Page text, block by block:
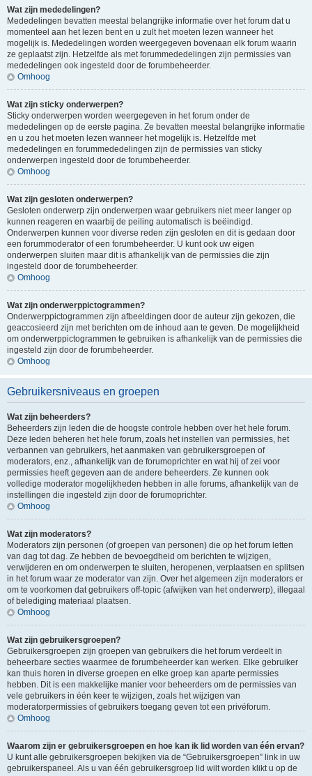
Wat zijn mededelingen?
Mededelingen bevatten meestal belangrijke informatie over het forum dat u
momenteel aan het lezen bent en u zult het moeten lezen wanneer het
mogelijk is. Mededelingen worden weergegeven bovenaan elk forum waarin
ze geplaatst zijn. Hetzelfde als met forummededelingen zijn permissies van
mededelingen ook ingesteld door de forumbeheerder.
Omhoog
Wat zijn sticky onderwerpen?
Sticky onderwerpen worden weergegeven in het forum onder de
mededelingen op de eerste pagina. Ze bevatten meestal belangrijke informatie
en u zou het moeten lezen wanneer het mogelijk is. Hetzelfde met
mededelingen en forummededelingen zijn de permissies van sticky
onderwerpen ingesteld door de forumbeheerder.
Omhoog
Wat zijn gesloten onderwerpen?
Gesloten onderwerp zijn onderwerpen waar gebruikers niet meer langer op
kunnen reageren en waarbij de peiling automatisch is beëindigd.
Onderwerpen kunnen voor diverse reden zijn gesloten en dit is gedaan door
een forummoderator of een forumbeheerder. U kunt ook uw eigen
onderwerpen sluiten maar dit is afhankelijk van de permissies die zijn
ingesteld door de forumbeheerder.
Omhoog
Wat zijn onderwerppictogrammen?
Onderwerppictogrammen zijn afbeeldingen door de auteur zijn gekozen, die
geaccosieerd zijn met berichten om de inhoud aan te geven. De mogelijkheid
om onderwerppictogrammen te gebruiken is afhankelijk van de permissies die
ingesteld zijn door de forumbeheerder.
Omhoog
Gebruikersniveaus en groepen
Wat zijn beheerders?
Beheerders zijn leden die de hoogste controle hebben over het hele forum.
Deze leden beheren het hele forum, zoals het instellen van permissies, het
verbannen van gebruikers, het aanmaken van gebruikersgroepen of
moderators, enz., afhankelijk van de forumoprichter en wat hij of zei voor
permissies heeft gegeven aan de andere beheerders. Ze kunnen ook
volledige moderator mogelijkheden hebben in alle forums, afhankelijk van de
instellingen die ingesteld zijn door de forumoprichter.
Omhoog
Wat zijn moderators?
Moderators zijn personen (of groepen van personen) die op het forum letten
van dag tot dag. Ze hebben de bevoegdheid om berichten te wijzigen,
verwijderen en om onderwerpen te sluiten, heropenen, verplaatsen en splitsen
in het forum waar ze moderator van zijn. Over het algemeen zijn moderators er
om te voorkomen dat gebruikers off-topic (afwijken van het onderwerp), illegaal
of belediging materiaal plaatsen.
Omhoog
Wat zijn gebruikersgroepen?
Gebruikersgroepen zijn groepen van gebruikers die het forum verdeelt in
beheerbare secties waarmee de forumbeheerder kan werken. Elke gebruiker
kan thuis horen in diverse groepen en elke groep kan aparte permissies
hebben. Dit is een makkelijke manier voor beheerders om de permissies van
vele gebruikers in één keer te wijzigen, zoals het wijzigen van
moderatorpermissies of gebruikers toegang geven tot een privéforum.
Omhoog
Waarom zijn er gebruikersgroepen en hoe kan ik lid worden van één ervan?
U kunt alle gebruikersgroepen bekijken via de “Gebruikersgroepen” link in uw
gebruikerspaneel. Als u van één gebruikersgroep lid wilt worden klikt u op de